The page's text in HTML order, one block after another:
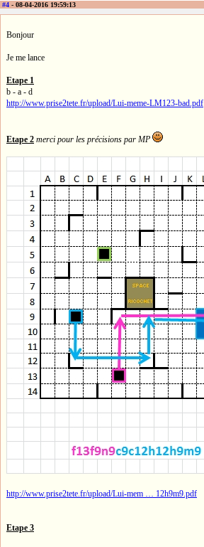
#4 - 08-04-2016 19:59:13
Bonjour
Je me lance
Etape 1
b - a - d
http://www.prise2tete.fr/upload/Lui-meme-LM123-bad.pdf
Etape 2 merci pour les précisions par MP
http://www.prise2tete.fr/upload/Lui-mem … 12h9m9.pdf
Etape 3